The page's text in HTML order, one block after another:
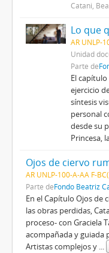
Catani,
AR UNLP-
Unidad
Parte de
El
ejercicio
síntesis
personal
desde su
Princesa,
Ojos de ciervo
AR UNLP-100-A-AA F-
Parte deFondo Beatriz
​​En el Capítulo Ojos de
las obras perdidas,
proceso- con Graciela
acompañada y guiada
Artistas complejos y ...